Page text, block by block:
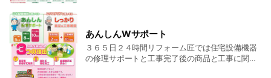
あんしんWサポート
３６５日２４時間リフォーム匠では住宅設備機器
の修理サポートと工事完了後の商品と工事に関す